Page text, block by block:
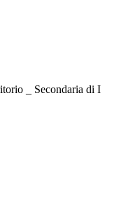
_ Secondaria di I